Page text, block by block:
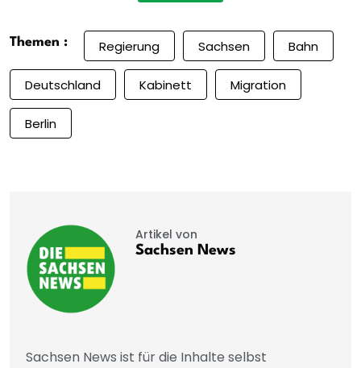
Themen : Regierung Sachsen Bahn
Deutschland Kabinett Migration
Berlin
Artikel von
Sachsen News
Sachsen News ist für die Inhalte selbst